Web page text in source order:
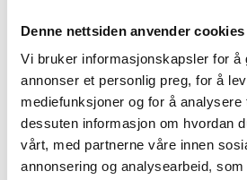
Denne nettsiden anvender cookies
Vi bruker informasjonskapsler for å
annonser et personlig preg, for å
mediefunksjoner og for å
dessuten informasjon om hvordan
vårt, med partnerne våre innen
annonsering og analysearbeid,
For Veronika handler det
bruke kroppen, være i
gjøre konkrete oppgaver.
– Jeg liker det varierte i
planting, litt luking,
Jeg er ikke typen som vil